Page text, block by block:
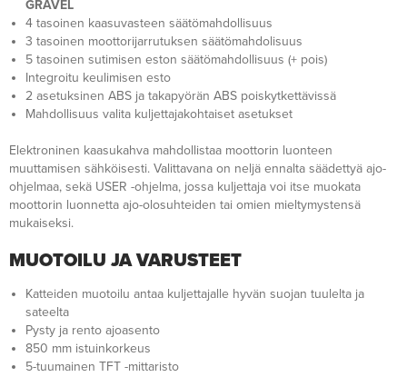
GRAVEL
4 tasoinen kaasuvasteen säätömahdollisuus
3 tasoinen moottorijarrutuksen säätömahdolisuus
5 tasoinen sutimisen eston säätömahdollisuus (+ pois)
Integroitu keulimisen esto
2 asetuksinen ABS ja takapyörän ABS poiskytkettävissä
Mahdollisuus valita kuljettajakohtaiset asetukset
Elektroninen kaasukahva mahdollistaa moottorin luonteen
muuttamisen sähköisesti. Valittavana on neljä ennalta säädettyä ajo-
ohjelmaa, sekä USER -ohjelma, jossa kuljettaja voi itse muokata
moottorin luonnetta ajo-olosuhteiden tai omien mieltymystensä
mukaiseksi.
MUOTOILU JA VARUSTEET
Katteiden muotoilu antaa kuljettajalle hyvän suojan tuulelta ja
sateelta
Pysty ja rento ajoasento
850 mm istuinkorkeus
5-tuumainen TFT -mittaristo